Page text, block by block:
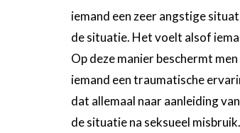
iemand een zeer angstige
de situatie. Het voelt alsof
Op deze manier beschermt
iemand een traumatische
dat allemaal naar aanleiding
de situatie na seksueel